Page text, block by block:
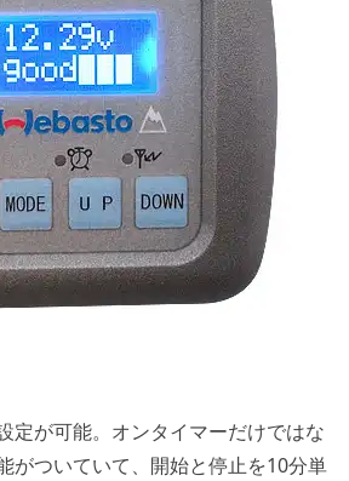
定が可能。オンタイマーだけではな
がついていて、開始と停止を10分単